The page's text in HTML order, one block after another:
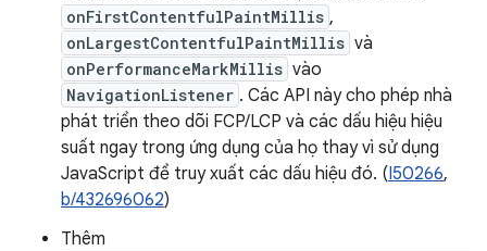
onFirstContentfulPaintMillis ,
onLargestContentfulPaintMillis và
onPerformanceMarkMillis vào
NavigationListener . Các API này cho phép nhà
phát triển theo dõi FCP/LCP và các dấu hiệu hiệu
suất ngay trong ứng dụng của họ thay vì sử dụng
JavaScript để truy xuất các dấu hiệu đó. (I50266,
b/432696062)
Thêm